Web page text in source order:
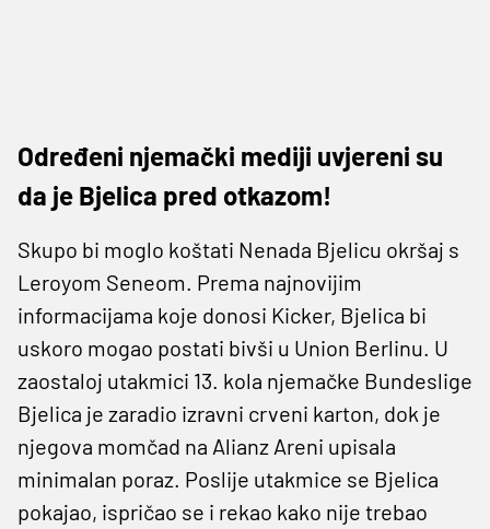
Određeni njemački mediji uvjereni su
da je Bjelica pred otkazom!
Skupo bi moglo koštati Nenada Bjelicu okršaj s
Leroyom Seneom. Prema najnovijim
informacijama koje donosi Kicker, Bjelica bi
uskoro mogao postati bivši u Union Berlinu. U
zaostaloj utakmici 13. kola njemačke Bundeslige
Bjelica je zaradio izravni crveni karton, dok je
njegova momčad na Alianz Areni upisala
minimalan poraz. Poslije utakmice se Bjelica
pokajao, ispričao se i rekao kako nije trebao